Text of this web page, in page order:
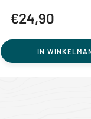
€24,90
IN